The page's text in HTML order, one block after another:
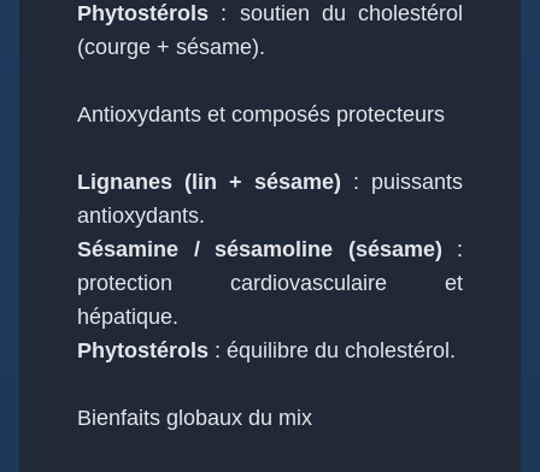
Phytostérols : soutien du cholestérol
(courge + sésame).
Antioxydants et composés protecteurs
Lignanes (lin + sésame) : puissants
antioxydants.
Sésamine / sésamoline (sésame) :
protection cardiovasculaire et
hépatique.
Phytostérols : équilibre du cholestérol.
Bienfaits globaux du mix